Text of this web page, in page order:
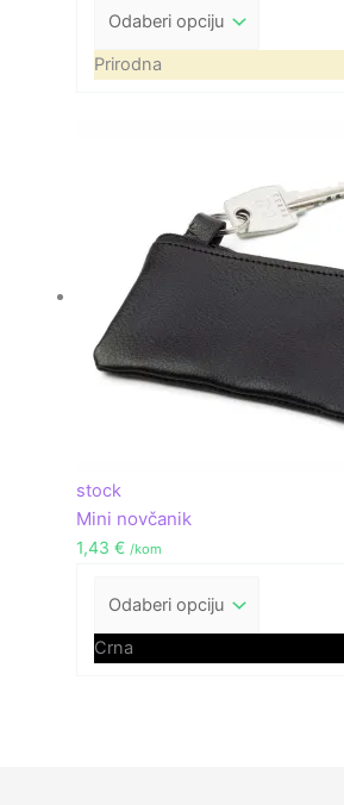
Prirodna
stock
Mini novčanik
1,43 € /kom
Crna